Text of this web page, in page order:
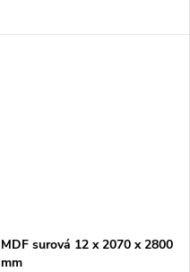
MDF surová 12 x 2070 x 2800
mm